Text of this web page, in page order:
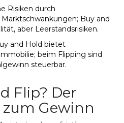
Risiken durch
Buy and
aber Leerstandsrisiken.
and Hold bietet
beim Flipping sind
steuerbar.
Flip? Der
Gewinn